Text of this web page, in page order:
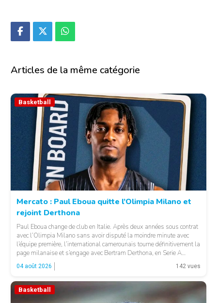
Articles de la même catégorie
Basketball
Mercato : Paul Eboua quitte l’Olimpia Milano et
rejoint Derthona
Paul Eboua change de club en Italie. Après deux années sous contrat
avec l’Olimpia Milano sans avoir disputé la moindre minute avec
l’équipe première, l’international camerounais tourne définitivement la
page milanaise et s’engage avec Bertram Derthona, en Serie A
italienne. LA SUITE APRÈS LA PUBLICITÉ Arrivé à Milan en 2024
pour un contrat de […]
04 août 2026 142 vues
Basketball